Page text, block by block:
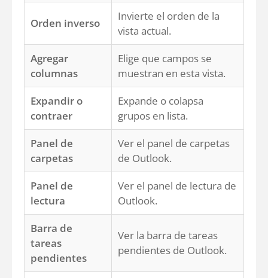
Orden inverso
Invierte el orden de la
vista actual.
Agregar
columnas
Elige que campos se
muestran en esta vista.
Expandir o
contraer
Expande o colapsa
grupos en lista.
Panel de
carpetas
Ver el panel de carpetas
de Outlook.
Panel de
lectura
Ver el panel de lectura de
Outlook.
Barra de
tareas
pendientes
Ver la barra de tareas
pendientes de Outlook.